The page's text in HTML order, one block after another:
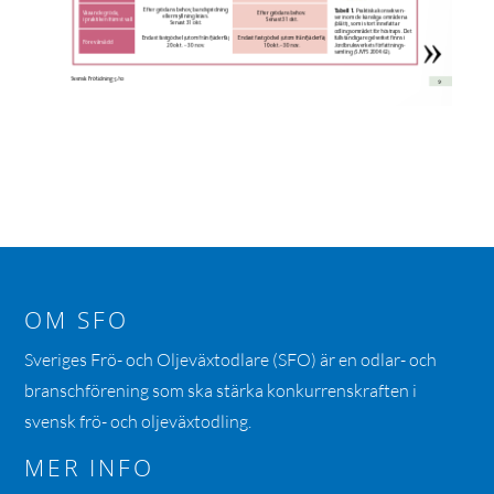
OM SFO
Sveriges Frö- och Oljeväxtodlare (SFO) är en odlar- och
branschförening som ska stärka konkurrenskraften i
svensk frö- och oljeväxtodling.
MER INFO